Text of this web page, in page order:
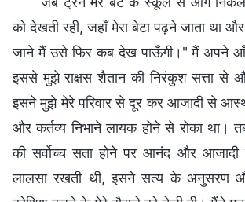
को देखती रही, जहाँ मेरा बेटा पढ़ने जाता था
जाने मैं उसे फिर कब देख पाऊँगी।" मैं अपने
इससे मुझे राक्षस शैतान की निरंकुश सत्ता से
इसने मुझे मेरे परिवार से दूर कर आजादी से
और कर्तव्य निभाने लायक होने से रोका था।
की सर्वोच्च सता होने पर आनंद और आजादी
लालसा रखती थी, इसने सत्य के अनुसरण